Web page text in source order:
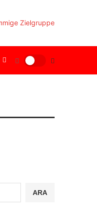
ARA